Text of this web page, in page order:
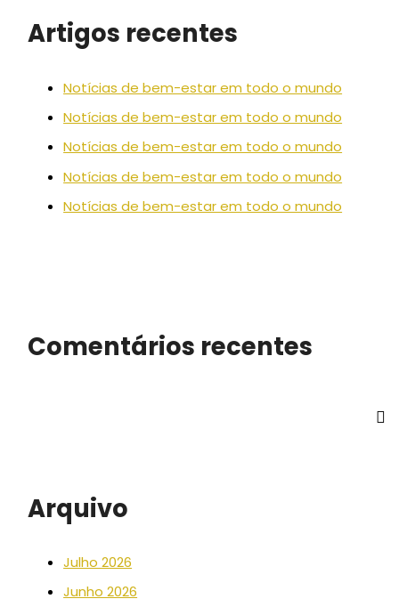
Artigos recentes
Notícias de bem-estar em todo o mundo
Notícias de bem-estar em todo o mundo
Notícias de bem-estar em todo o mundo
Notícias de bem-estar em todo o mundo
Notícias de bem-estar em todo o mundo
Comentários recentes
Arquivo
Julho 2026
Junho 2026